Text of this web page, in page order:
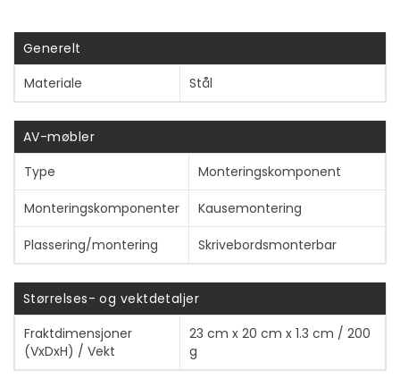
Vis mer
Generelt
Materiale
Stål
AV-møbler
Type
Monteringskomponent
Monteringskomponenter Kausemontering
Plassering/montering Skrivebordsmonterbar
Størrelses- og vektdetaljer
Fraktdimensjoner
(VxDxH) / Vekt
23 cm x 20 cm x 1.3 cm / 200
g